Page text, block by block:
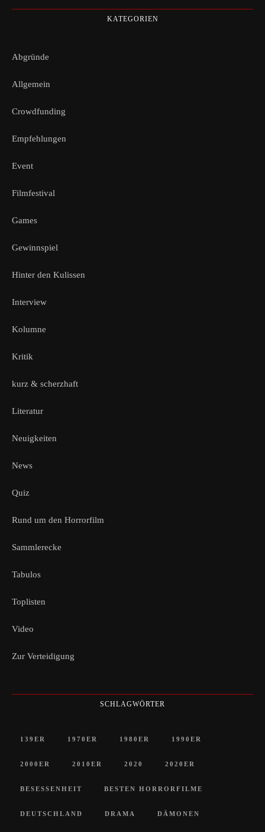
KATEGORIEN
Abgründe
Allgemein
Crowdfunding
Empfehlungen
Event
Filmfestival
Games
Gewinnspiel
Hinter den Kulissen
Interview
Kolumne
Kritik
kurz & scherzhaft
Literatur
Neuigkeiten
News
Quiz
Rund um den Horrorfilm
Sammlerecke
Tabulos
Toplisten
Video
Zur Verteidigung
SCHLAGWÖRTER
139ER 1970ER 1980ER 1990ER
2000ER 2010ER 2020 2020ER
BESESSENHEIT BESTEN HORRORFILME
DEUTSCHLAND DRAMA DÄMONEN